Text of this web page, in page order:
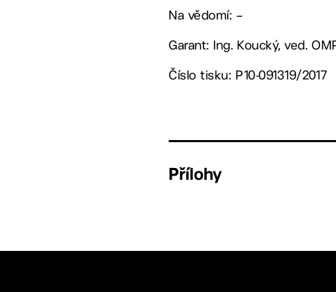
Na vědomí: –
Garant: Ing. Koucký, ved.
Číslo tisku: P10-091319/2017
Přílohy